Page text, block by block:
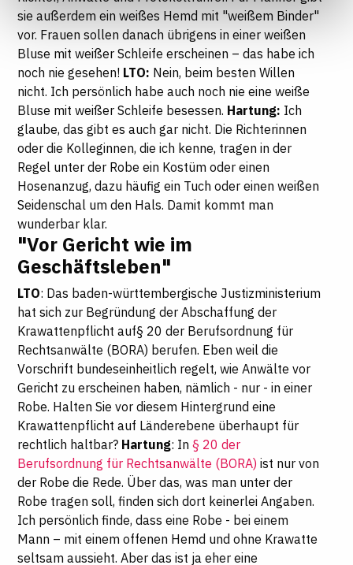
Informationen finden Sie in unseren
Datenschutzhinweisen
sie außerdem ein weißes Hemd mit "weißem Binder"
vor. Frauen sollen danach übrigens in einer weißen
Bluse mit weißer Schleife erscheinen – das habe ich
noch nie gesehen! LTO: Nein, beim besten Willen
nicht. Ich persönlich habe auch noch nie eine weiße
Bluse mit weißer Schleife besessen. Hartung: Ich
glaube, das gibt es auch gar nicht. Die Richterinnen
oder die Kolleginnen, die ich kenne, tragen in der
Regel unter der Robe ein Kostüm oder einen
Hosenanzug, dazu häufig ein Tuch oder einen weißen
Seidenschal um den Hals. Damit kommt man
wunderbar klar.
"Vor Gericht wie im
Geschäftsleben"
LTO: Das baden-württembergische Justizministerium
hat sich zur Begründung der Abschaffung der
Krawattenpflicht auf§ 20 der Berufsordnung für
Rechtsanwälte (BORA) berufen. Eben weil die
Vorschrift bundeseinheitlich regelt, wie Anwälte vor
Gericht zu erscheinen haben, nämlich - nur - in einer
Robe. Halten Sie vor diesem Hintergrund eine
Krawattenpflicht auf Länderebene überhaupt für
rechtlich haltbar? Hartung: In§ 20 der
Berufsordnung für Rechtsanwälte (BORA) ist nur von
der Robe die Rede. Über das, was man unter der
Robe tragen soll, finden sich dort keinerlei Angaben.
Ich persönlich finde, dass eine Robe - bei einem
Mann – mit einem offenen Hemd und ohne Krawatte
seltsam aussieht. Aber das ist ja eher eine